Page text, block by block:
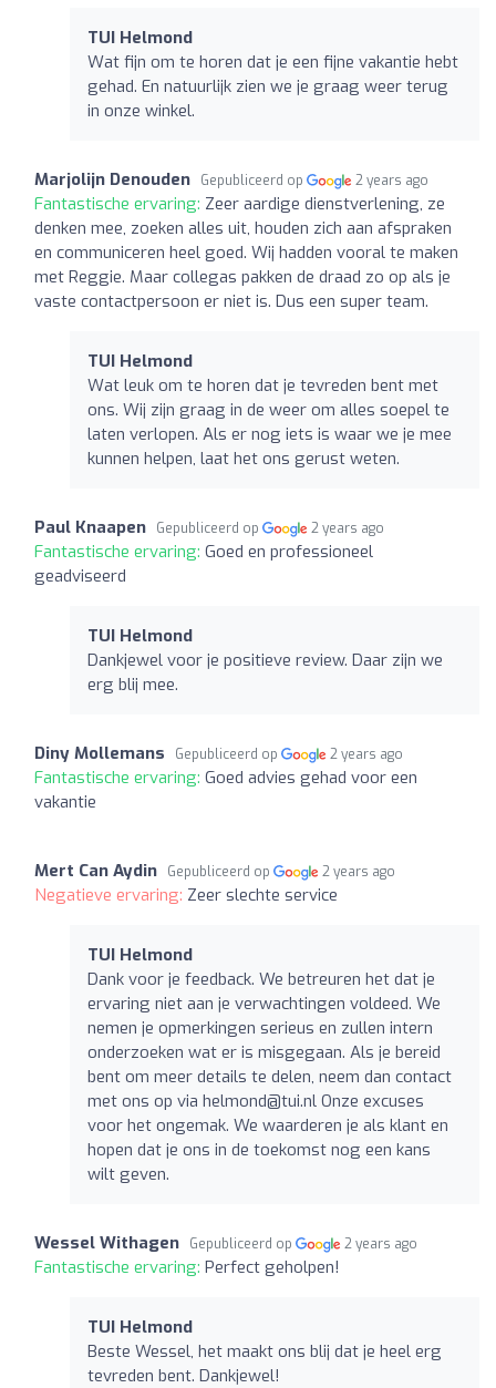
TUI Helmond
Wat fijn om te horen dat je een fijne vakantie hebt
gehad. En natuurlijk zien we je graag weer terug
in onze winkel.
Marjolijn Denouden Gepubliceerd op 2 years ago
Fantastische ervaring: Zeer aardige dienstverlening, ze
denken mee, zoeken alles uit, houden zich aan afspraken
en communiceren heel goed. Wij hadden vooral te maken
met Reggie. Maar collegas pakken de draad zo op als je
vaste contactpersoon er niet is. Dus een super team.
TUI Helmond
Wat leuk om te horen dat je tevreden bent met
ons. Wij zijn graag in de weer om alles soepel te
laten verlopen. Als er nog iets is waar we je mee
kunnen helpen, laat het ons gerust weten.
Paul Knaapen Gepubliceerd op 2 years ago
Fantastische ervaring: Goed en professioneel
geadviseerd
TUI Helmond
Dankjewel voor je positieve review. Daar zijn we
erg blij mee.
Diny Mollemans Gepubliceerd op 2 years ago
Fantastische ervaring: Goed advies gehad voor een
vakantie
Mert Can Aydin Gepubliceerd op 2 years ago
Negatieve ervaring: Zeer slechte service
TUI Helmond
Dank voor je feedback. We betreuren het dat je
ervaring niet aan je verwachtingen voldeed. We
nemen je opmerkingen serieus en zullen intern
onderzoeken wat er is misgegaan. Als je bereid
bent om meer details te delen, neem dan contact
met ons op via helmond@tui.nl Onze excuses
voor het ongemak. We waarderen je als klant en
hopen dat je ons in de toekomst nog een kans
wilt geven.
Wessel Withagen Gepubliceerd op 2 years ago
Fantastische ervaring: Perfect geholpen!
TUI Helmond
Beste Wessel, het maakt ons blij dat je heel erg
tevreden bent. Dankjewel!